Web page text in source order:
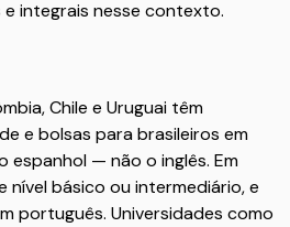
integrais nesse contexto.
Chile e Uruguai têm
e bolsas para brasileiros em
espanhol — não o inglês. Em
nível básico ou intermediário, e
português. Universidades como